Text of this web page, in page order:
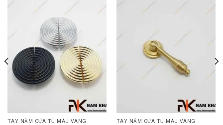
TAY NẮM CỬA TỦ MÀU VÀNG TAY NẮM CỬA TỦ MÀU VÀNG